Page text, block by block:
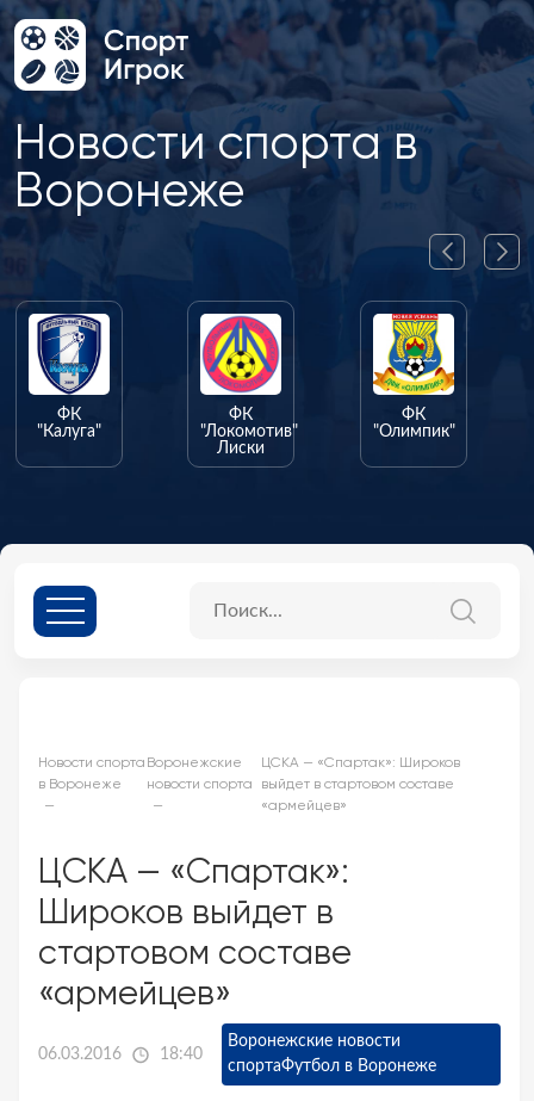
Новости спорта в
Воронеже
ФК
"Калуга"
ФК
"Локомотив"
Лиски
ФК
"Олимпик"
Новости спорта
в Воронеже
Воронежские
новости спорта
ЦСКА — «Спартак»: Широков
выйдет в стартовом составе
«армейцев»
ЦСКА — «Спартак»:
Широков выйдет в
стартовом составе
«армейцев»
06.03.2016 18:40
Воронежские новости
спортаФутбол в Воронеже